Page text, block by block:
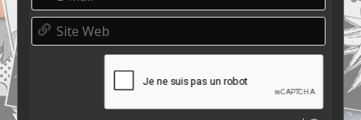
d
om
i
S
t